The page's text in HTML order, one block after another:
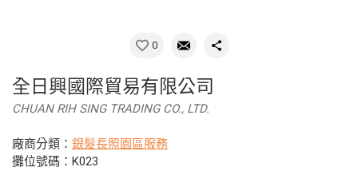
0
全日興國際貿易有限公司
CHUAN RIH SING TRADING CO., LTD.
廠商分類： 銀髮長照園區服務
攤位號碼：K023